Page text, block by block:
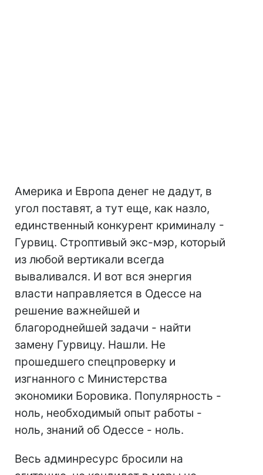
Америка и Европа денег не дадут, в
угол поставят, а тут еще, как назло,
единственный конкурент криминалу -
Гурвиц. Строптивый экс-мэр, который
из любой вертикали всегда
вываливался. И вот вся энергия
власти направляется в Одессе на
решение важнейшей и
благороднейшей задачи - найти
замену Гурвицу. Нашли. Не
прошедшего спецпроверку и
изгнанного с Министерства
экономики Боровика. Популярность -
ноль, необходимый опыт работы -
ноль, знаний об Одессе - ноль.
Весь админресурс бросили на